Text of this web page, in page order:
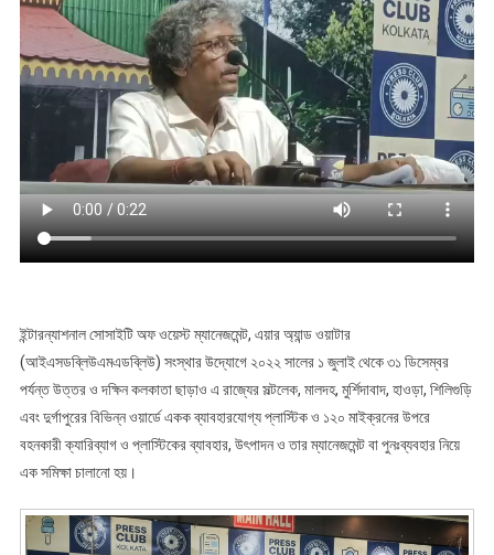
ইন্টারন্যাশনাল সোসাইটি অফ ওয়েস্ট ম্যানেজমেন্ট, এয়ার অ্যান্ড ওয়াটার
(আইএসডব্লিউএমএডব্লিউ) সংস্থার উদ্যোগে ২০২২ সালের ১ জুলাই থেকে ৩১ ডিসেম্বর
পর্যন্ত উত্তর ও দক্ষিন কলকাতা ছাড়াও এ রাজ্যের সল্টলেক, মালদহ, মুর্শিদাবাদ, হাওড়া, শিলিগুড়ি
এবং দুর্গাপুরের বিভিন্ন ওয়ার্ডে একক ব্যাবহারযোগ্য প্লাস্টিক ও ১২০ মাইক্রনের উপরে
বহনকারী ক্যারিব্যাগ ও প্লাস্টিকের ব্যাবহার, উৎপাদন ও তার ম্যানেজমেন্ট বা পুনঃব্যবহার নিয়ে
এক সমিক্ষা চালানো হয়।